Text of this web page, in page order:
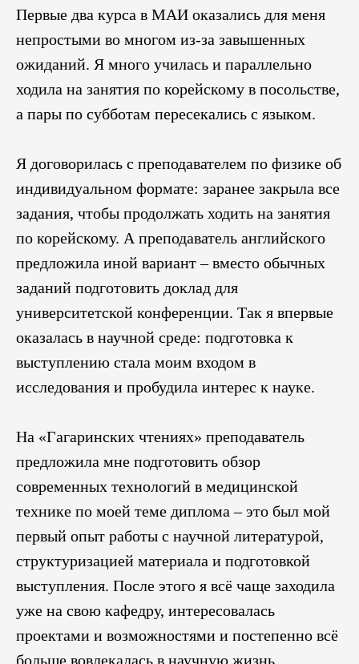
Первые два курса в МАИ оказались для меня
непростыми во многом из‑за завышенных
ожиданий. Я много училась и параллельно
ходила на занятия по корейскому в посольстве,
а пары по субботам пересекались с языком.
Я договорилась с преподавателем по физике об
индивидуальном формате: заранее закрыла все
задания, чтобы продолжать ходить на занятия
по корейскому. А преподаватель английского
предложила иной вариант – вместо обычных
заданий подготовить доклад для
университетской конференции. Так я впервые
оказалась в научной среде: подготовка к
выступлению стала моим входом в
исследования и пробудила интерес к науке.
На «Гагаринских чтениях» преподаватель
предложила мне подготовить обзор
современных технологий в медицинской
технике по моей теме диплома – это был мой
первый опыт работы с научной литературой,
структуризацией материала и подготовкой
выступления. После этого я всё чаще заходила
уже на свою кафедру, интересовалась
проектами и возможностями и постепенно всё
больше вовлекалась в научную жизнь.